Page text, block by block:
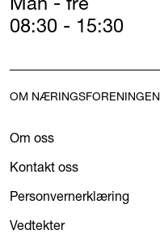
08:30 - 15:30
OM NÆRINGSFORENINGEN
Om oss
Kontakt oss
Personvernerklæring
Vedtekter